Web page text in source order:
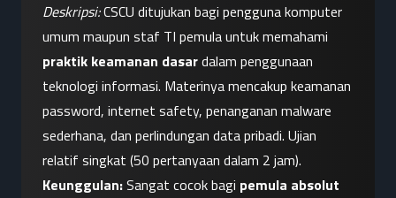
Deskripsi: CSCU ditujukan bagi pengguna komputer
praktik keamanan dasar dalam penggunaan
teknologi informasi. Materinya mencakup keamanan
password, internet safety, penanganan malware
sederhana, dan perlindungan data pribadi. Ujian
Keunggulan: Sangat cocok bagi pemula absolut